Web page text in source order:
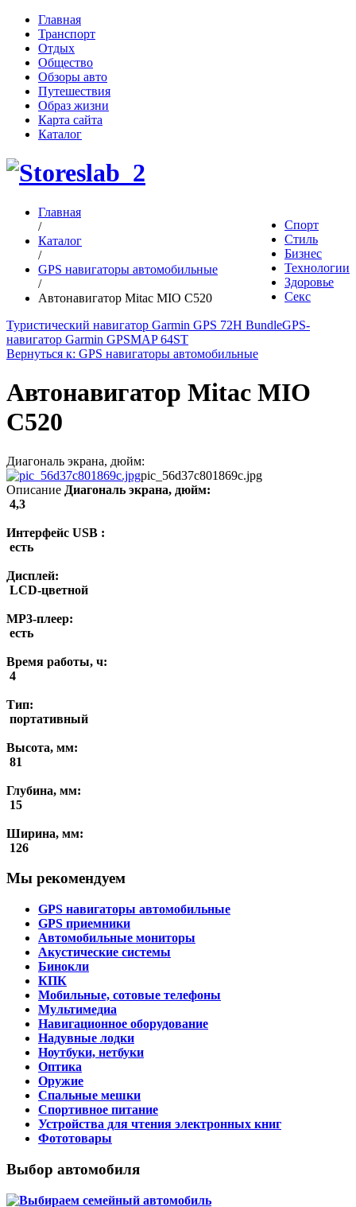
Главная
Транспорт
Отдых
Общество
Обзоры авто
Путешествия
Образ жизни
Карта сайта
Каталог
Спорт
Стиль
Бизнес
Технологии
Здоровье
Секс
Главная
/
Каталог
/
GPS навигаторы автомобильные
/
Автонавигатор Mitac MIO C520
Туристический навигатор Garmin GPS 72H BundleGPS-
навигатор Garmin GPSMAP 64ST
Вернуться к: GPS навигаторы автомобильные
Автонавигатор Mitac MIO
C520
Диагональ экрана, дюйм:
pic_56d37c801869c.jpg
Описание Диагональ экрана, дюйм:
4,3
Интерфейс USB :
есть
Дисплей:
LCD-цветной
MP3-плеер:
есть
Время работы, ч:
4
Тип:
портативный
Высота, мм:
81
Глубина, мм:
15
Ширина, мм:
126
Мы рекомендуем
GPS навигаторы автомобильные
GPS приемники
Автомобильные мониторы
Акустические системы
Бинокли
КПК
Мобильные, сотовые телефоны
Мультимедиа
Навигационное оборудование
Надувные лодки
Ноутбуки, нетбуки
Оптика
Оружие
Спальные мешки
Спортивное питание
Устройства для чтения электронных книг
Фототовары
Выбор автомобиля